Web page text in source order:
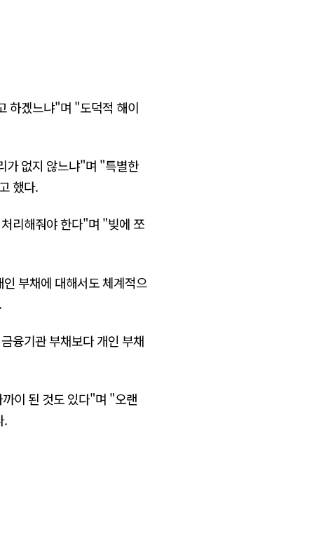
하겠느냐"며 "도덕적 해이
가 없지 않느냐"며 "특별한
했다.
리해줘야 한다"며 "빚에 쪼
부채에 대해서도 체계적으
융기관 부채보다 개인 부채
이 된 것도 있다"며 "오랜
.